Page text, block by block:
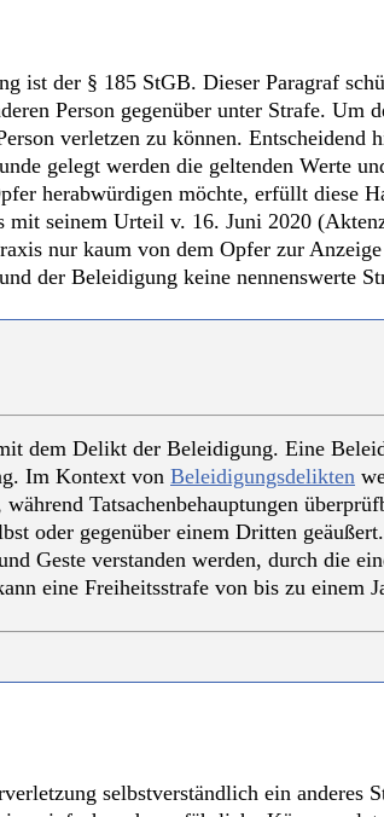
ist der § 185 StGB. Dieser Paragraf
Person gegenüber unter Strafe. Um
verletzen zu können. Entscheidend
gelegt werden die geltenden Werte
herabwürdigen möchte, erfüllt diese
seinem Urteil v. 16. Juni 2020
nur kaum von dem Opfer zur
der Beleidigung keine nennenswerte
dem Delikt der Beleidigung. Eine
Im Kontext von Beleidigungsdelikten
Tatsachenbehauptungen
oder gegenüber einem Dritten
Geste verstanden werden, durch die
eine Freiheitsstrafe von bis zu einem
selbstverständlich ein